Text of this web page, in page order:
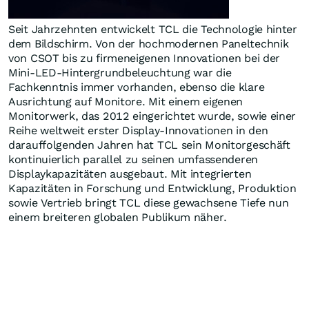
Seit Jahrzehnten entwickelt TCL die Technologie hinter
dem Bildschirm. Von der hochmodernen Paneltechnik
von CSOT bis zu firmeneigenen Innovationen bei der
Mini-LED-Hintergrundbeleuchtung war die
Fachkenntnis immer vorhanden, ebenso die klare
Ausrichtung auf Monitore. Mit einem eigenen
Monitorwerk, das 2012 eingerichtet wurde, sowie einer
Reihe weltweit erster Display-Innovationen in den
darauffolgenden Jahren hat TCL sein Monitorgeschäft
kontinuierlich parallel zu seinen umfassenderen
Displaykapazitäten ausgebaut. Mit integrierten
Kapazitäten in Forschung und Entwicklung, Produktion
sowie Vertrieb bringt TCL diese gewachsene Tiefe nun
einem breiteren globalen Publikum näher.